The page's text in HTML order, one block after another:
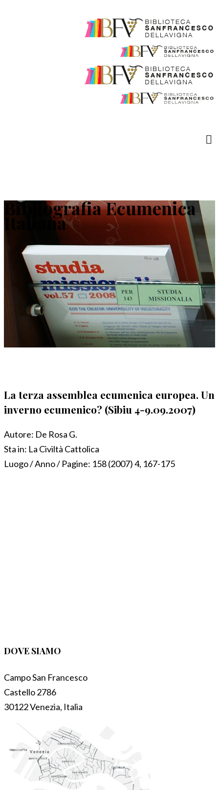
Bibliografia Ecumenica
Italiana
La terza assemblea ecumenica europea. Un
inverno ecumenico? (Sibiu 4-9.09.2007)
Autore: De Rosa G.
Sta in: La Civiltà Cattolica
Luogo / Anno / Pagine: 158 (2007) 4, 167-175
DOVE SIAMO
Campo San Francesco
Castello 2786
30122 Venezia, Italia